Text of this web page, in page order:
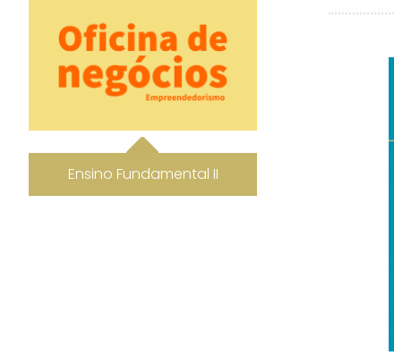
Ensino Fundamental II